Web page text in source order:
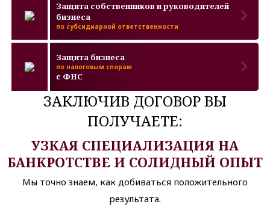
Защита собственников и руководителей
бизнеса
по субсидиарной ответственности
Защита бизнеса
по налоговым спорам
с ФНС
ЗАКЛЮЧИВ ДОГОВОР ВЫ
ПОЛУЧАЕТЕ:
УЗКАЯ СПЕЦИАЛИЗАЦИЯ НА
БАНКРОТСТВЕ И СОЛИДНЫЙ ОПЫТ
Мы точно знаем, как добиваться положительного
результата.